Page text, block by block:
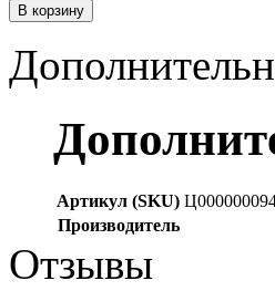
В корзину
Артикул (SKU)
Производитель
Отзывы